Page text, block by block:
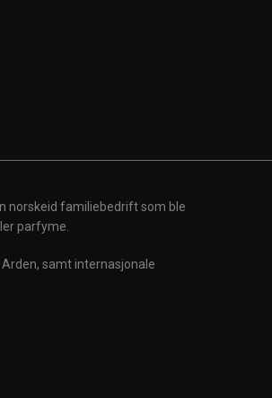
norskeid familiebedrift som ble
parfyme.
Arden, samt internasjonale